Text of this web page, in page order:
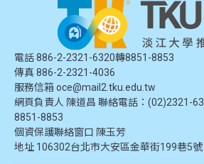
電話 886-2-2321-6320轉8851-8853
傳真 886-2-2321-4036
服務信箱 oce@mail2.tku.edu.tw
網頁負責人 陳道昌 聯絡電話：(02)2321-
8851-8853
個資保護聯絡窗口 陳玉芳
地址 106302台北市大安區金華街199巷5號